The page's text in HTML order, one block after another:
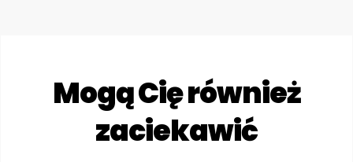
Mogą Cię również
zaciekawić